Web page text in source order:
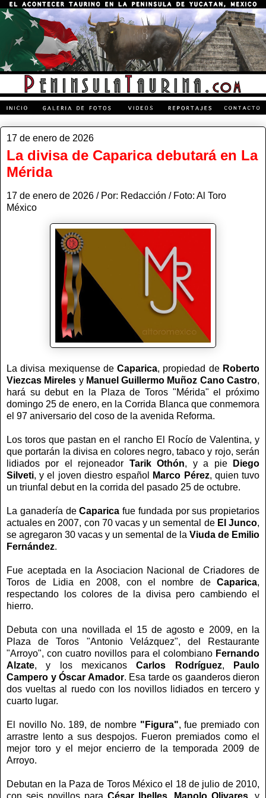
17 de enero de 2026
La divisa de Caparica debutará en La
Mérida
17 de enero de 2026 / Por: Redacción / Foto: Al Toro
México
La divisa mexiquense deCaparica, propiedad de Roberto
Viezcas Mireles y Manuel Guillermo Muñoz Cano Castro,
hará su debut en la Plaza de Toros "Mérida" el próximo
domingo 25 de enero, en la Corrida Blanca que conmemora
el 97 aniversario del coso de la avenida Reforma.
Los toros que pastan en el rancho El Rocío de Valentina, y
que portarán la divisa en colores negro, tabaco y rojo, serán
lidiados por el rejoneador Tarik Othón, y a pie
Diego
Silveti, y el joven diestro español Marco Pérez, quien tuvo
un triunfal debut en la corrida del pasado 25 de octubre.
La ganadería deCaparica fue fundada por sus propietarios
actuales en 2007, con 70 vacas y un semental de El Junco,
se agregaron 30 vacas y un semental de la Viuda de Emilio
Fernández.
Fue aceptada en la Asociacion Nacional de Criadores de
Toros de Lidia en 2008, con el nombre de Caparica,
respectando los colores de la divisa pero cambiendo el
hierro.
Debuta con una novillada el 15 de agosto e 2009, en la
Plaza de Toros "Antonio Velázquez", del Restaurante
"Arroyo", con cuatro novillos para el colombiano Fernando
Alzate, y los mexicanosCarlos Rodríguez,
Paulo
Campero y Óscar Amador. Esa tarde os gaanderos dieron
dos vueltas al ruedo con los novillos lidiados en tercero y
cuarto lugar.
El novillo No. 189, de nombre "Figura", fue premiado con
arrastre lento a sus despojos. Fueron premiados como el
mejor toro y el mejor encierro de la temporada 2009 de
Arroyo.
Debutan en la Paza de Toros México el 18 de julio de 2010,
con seis novillos para César Ibelles Manolo Olivares , y